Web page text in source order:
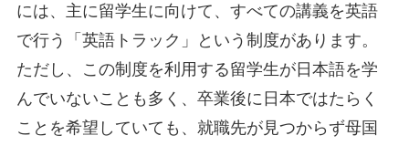
には、主に留学生に向けて、すべての講義を英語
で行う「英語トラック」という制度があります。
ただし、この制度を利用する留学生が日本語を学
んでいないことも多く、卒業後に日本ではたらく
ことを希望していても、就職先が見つからず母国